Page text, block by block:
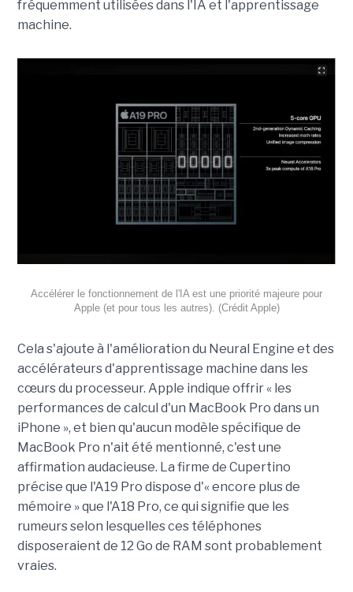
fréquemment utilisées dans l'IA et l'apprentissage
machine.
Accélérer le fonctionnement de l'IA est une priorité majeure pour
Apple (et pour tous les autres). (Crédit Apple)
Cela s'ajoute à l'amélioration du Neural Engine et des
accélérateurs d'apprentissage machine dans les
cœurs du processeur. Apple indique offrir « les
performances de calcul d'un MacBook Pro dans un
iPhone », et bien qu'aucun modèle spécifique de
MacBook Pro n'ait été mentionné, c'est une
affirmation audacieuse. La firme de Cupertino
précise que l'A19 Pro dispose d'« encore plus de
mémoire » que l'A18 Pro, ce qui signifie que les
rumeurs selon lesquelles ces téléphones
disposeraient de 12 Go de RAM sont probablement
vraies.